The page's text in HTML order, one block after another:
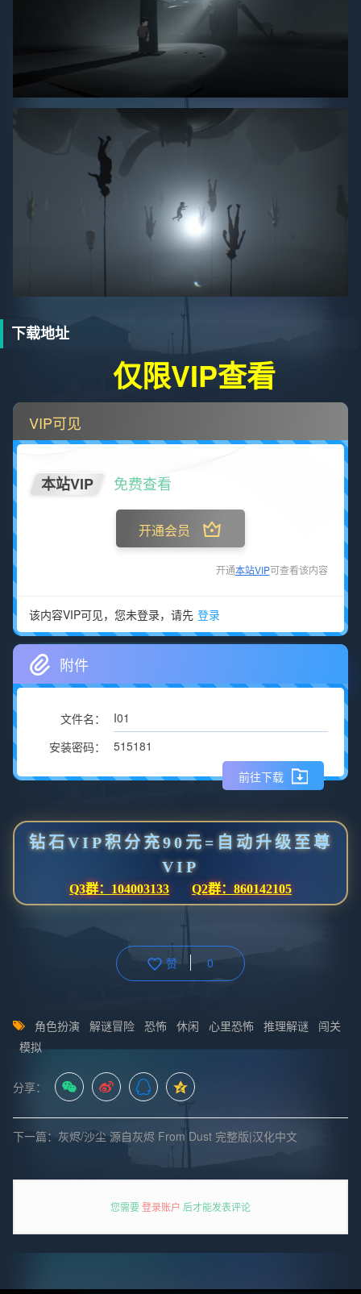
下载地址
仅限VIP查看
VIP可见
本站VIP 免费查看
开通会员
开通本站VIP可查看该内容
该内容VIP可见，您未登录，请先 登录
附件
文件名：
I01
安装密码：
515181
前往下载
钻石VIP积分充90元=自动升级至尊
VIP
Q3群：104003133 Q2群：860142105
赞 0
角色扮演 解谜冒险 恐怖 休闲 心里恐怖 推理解谜
闯关
模拟
分享：
下一篇：灰烬/沙尘 源自灰烬 From Dust 完整版|汉化中文
您需要登录账户 后才能发表评论